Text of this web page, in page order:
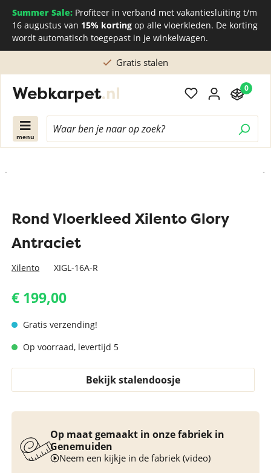
Summer Sale: Profiteer in verband met vakantiesluiting t/m
16 augustus van 15% korting op alle vloerkleden. De korting
wordt automatisch toegepast in je winkelwagen.
Gratis stalen
menu
0
Rond Vloerkleed Xilento Glory
Antraciet
Xilento XIGL-16A-R
€ 199,00
Gratis verzending!
Op voorraad, levertijd 5
Bekijk stalendoosje
Op maat gemaakt in onze fabriek in
Genemuiden
Neem een kijkje in de fabriek (video)